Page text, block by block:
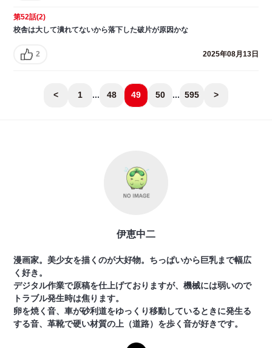
第52話(2)
校舎は大して潰れてないから落下した破片が原因かな
2 2025年08月13日
< 1 ... 48 49 50 ... 595 >
伊恵中二
漫画家。美少女を描くのが大好物。ちっぱいから巨乳まで幅広
く好き。
デジタル作業で原稿を仕上げておりますが、機械には弱いので
トラブル発生時は焦ります。
卵を焼く音、車が砂利道をゆっくり移動しているときに発生る
する音、革靴で硬い材質の上（道路）を歩く音が好きです。